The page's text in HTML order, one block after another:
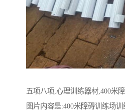
五项八项,心理训练器材,400米
图片内容是:400米障碍训练场